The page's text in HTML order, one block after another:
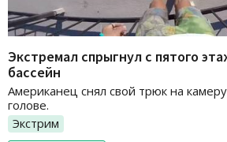
Экстремал спрыгнул с пятого
бассейн
Американец снял свой трюк на
голове.
Экстрим